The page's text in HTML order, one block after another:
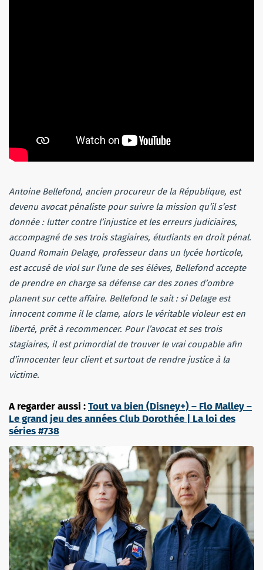
Antoine Bellefond, ancien procureur de la République, est
devenu avocat pénaliste pour suivre la mission qu’il s’est
donnée : lutter contre l’injustice et les erreurs judiciaires,
accompagné de ses trois stagiaires, étudiants en droit pénal.
Quand Romain Delage, professeur dans un lycée horticole,
est accusé de viol sur l’une de ses élèves, Bellefond accepte
de prendre en charge sa défense car des zones d’ombre
planent sur cette affaire. Bellefond le sait : si Delage est
innocent comme il le clame, alors le véritable violeur est en
liberté, prêt à recommencer. Pour l’avocat et ses trois
stagiaires, il est primordial de trouver le vrai coupable afin
d’innocenter leur client et surtout de rendre justice à la
victime.
A regarder aussi :Tout va bien (Disney+) – Flo Malley –
Le grand jeu des années Club Dorothée | La loi des
séries #738